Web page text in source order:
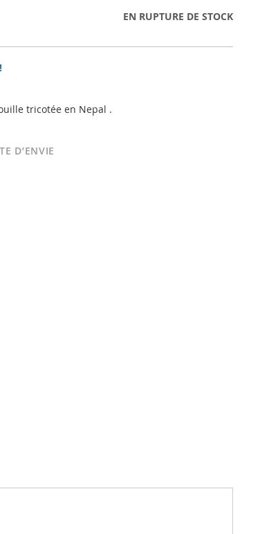
EN RUPTURE DE STOCK
tricotée en Nepal .
D’ENVIE